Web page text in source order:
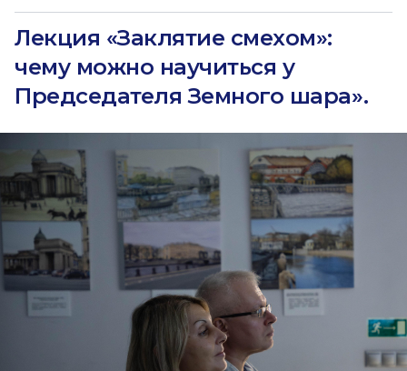
Лекция «Заклятие смехом»:
чему можно научиться у
Председателя Земного шара».